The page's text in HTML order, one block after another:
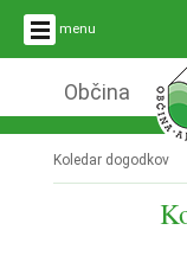
menu
Občina
Koledar dogodkov